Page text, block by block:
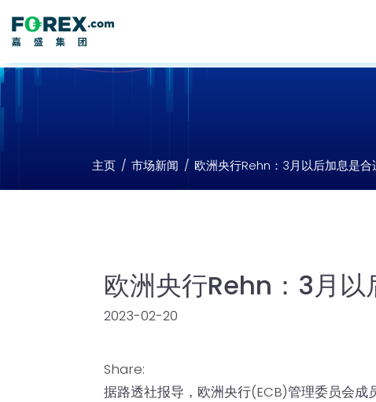
主页 市场新闻 欧洲央行Rehn：3月以后加息是合
欧洲央行Rehn：3月以
2023-02-20
Share:
据路透社报导，欧洲央行(ECB)管理委员会